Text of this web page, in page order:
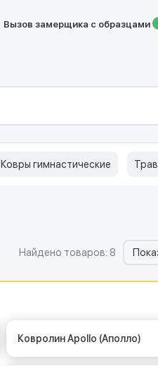
Вызов замерщика с образцами
Ковры гимнастические
Найдено товаров: 8
Ковролин Apollo (Аполло)